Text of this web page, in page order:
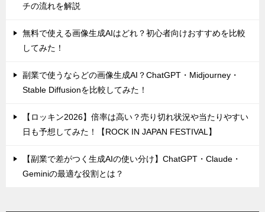
チの流れを解説
無料で使える画像生成AIはどれ？初心者向けおすすめを比較
してみた！
副業で使うならどの画像生成AI？ChatGPT・Midjourney・
Stable Diffusionを比較してみた！
【ロッキン2026】倍率は高い？売り切れ状況や当たりやすい
日も予想してみた！【ROCK IN JAPAN FESTIVAL】
【副業で差がつく生成AIの使い分け】ChatGPT・Claude・
Geminiの最適な役割とは？